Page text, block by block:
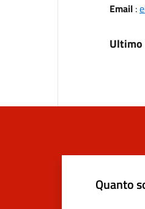
Email:
Ultimo
Quanto